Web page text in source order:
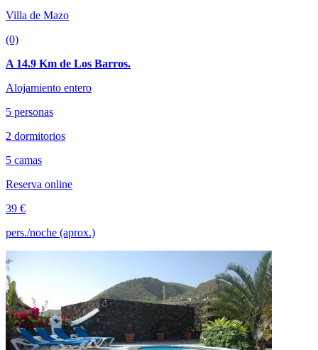
Villa de Mazo
(0)
A 14.9 Km de Los Barros.
Alojamiento entero
5 personas
2 dormitorios
5 camas
Reserva online
39 €
pers./noche (aprox.)